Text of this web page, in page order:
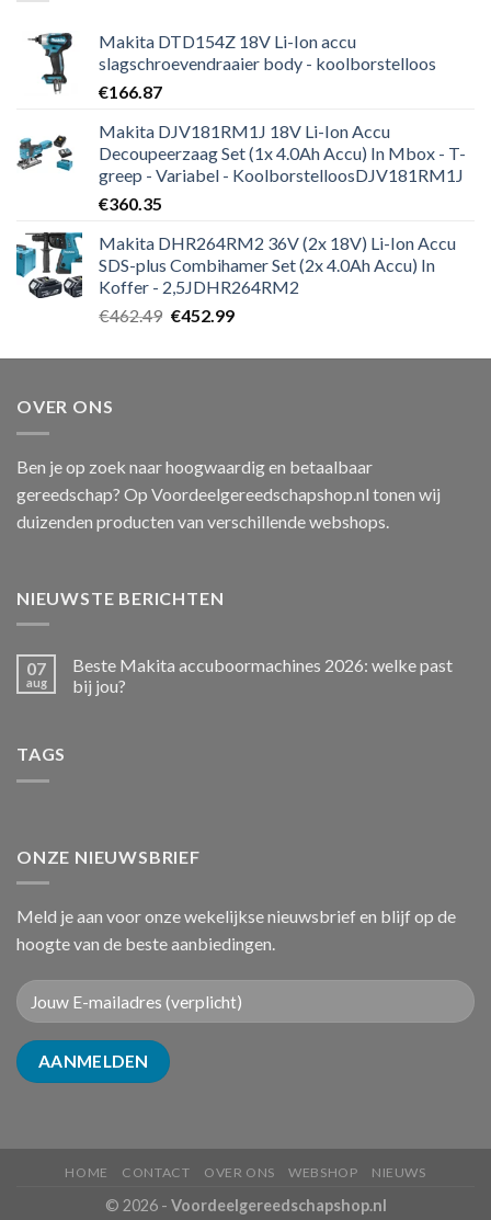
Makita DTD154Z 18V Li-Ion accu
slagschroevendraaier body - koolborstelloos
€166.87
Makita DJV181RM1J 18V Li-Ion Accu
Decoupeerzaag Set (1x 4.0Ah Accu) In Mbox - T-
greep - Variabel - KoolborstelloosDJV181RM1J
€360.35
Makita DHR264RM2 36V (2x 18V) Li-Ion Accu
SDS-plus Combihamer Set (2x 4.0Ah Accu) In
Koffer - 2,5JDHR264RM2
€462.49 Oorspronkelijke
was:
€452.99Huidige
is:
OVER ONS
Ben je op zoek naar hoogwaardig en betaalbaar
gereedschap? Op Voordeelgereedschapshop.nl tonen wij
duizenden producten van verschillende webshops.
NIEUWSTE BERICHTEN
07
aug
Beste Makita accuboormachines 2026: welke past
bij jou?
TAGS
ONZE NIEUWSBRIEF
Meld je aan voor onze wekelijkse nieuwsbrief en blijf op de
hoogte van de beste aanbiedingen.
HOME CONTACT OVER ONS WEBSHOP NIEUWS
© 2026 - Voordeelgereedschapshop.nl